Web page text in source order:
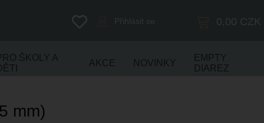
0,00 CZK
Přihlásit se
ŠKOLY A
AKCE NOVINKY
EMPTY
DIAREZ
mm)